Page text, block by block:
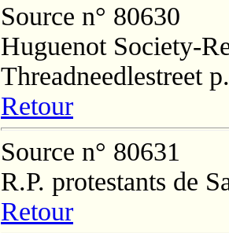
Source n° 80630
Huguenot Society-
Threadneedlestreet
Retour
Source n° 80631
R.P. protestants de
Retour